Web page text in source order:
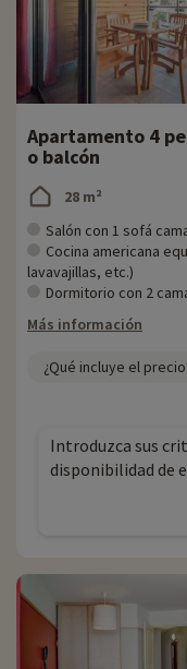
Apartamento 4
o balcón
28 m²
Salón con 1 sofá
Cocina americana
lavavajillas, etc.)
Dormitorio con 2
Más información
¿Qué incluye el
Introduzca sus
disponibilidad de